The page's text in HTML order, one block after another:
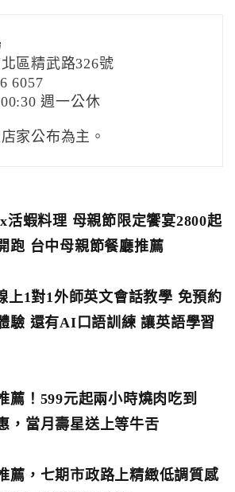
區精武路326號
6057
週一公休
家公布為主。
活蝦料理 母親節限定饗宴2800起
跑 台中母親節餐廳推薦
上1對1外師英文會話教學 免預約
驗 還有AI口語訓練 讓英語學習
薦！599元起兩小時燒肉吃到
，當月壽星送上等牛舌
薦，七期市政路上精緻低調質感